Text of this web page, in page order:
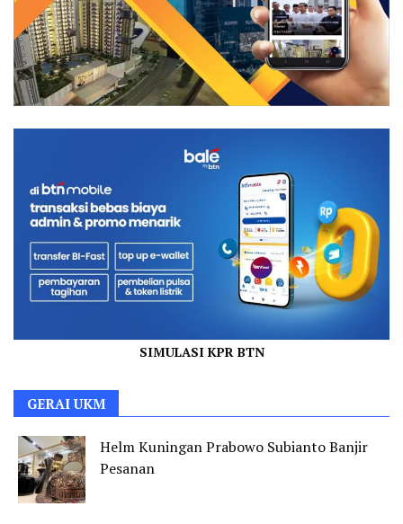
SIMULASI KPR BTN
GERAI UKM
Helm Kuningan Prabowo Subianto Banjir
Pesanan